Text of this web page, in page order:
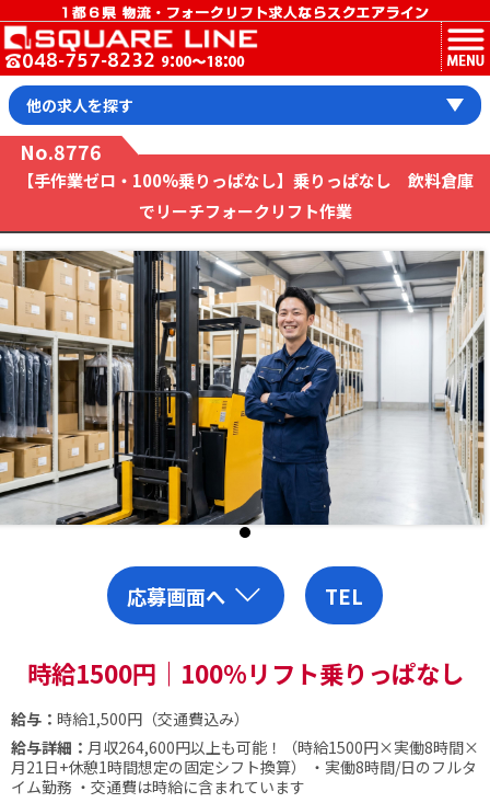
MENU
他の求人を探す
No.8776
【手作業ゼロ・100%乗りっぱなし】乗りっぱなし 飲料倉庫
でリーチフォークリフト作業
応募画面へ TEL
時給1500円｜100%リフト乗りっぱなし
給与： 時給1,500円（交通費込み）
給与詳細： 月収264,600円以上も可能！（時給1500円×実働8時間×
月21日+休憩1時間想定の固定シフト換算）
・実働8時間/日のフルタ
イム勤務 ・交通費は時給に含まれています